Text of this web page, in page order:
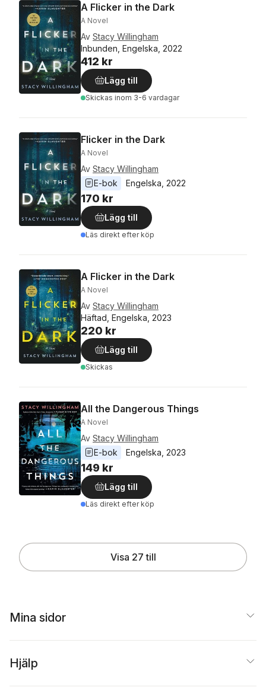
A Flicker in the Dark
A Novel
Av Stacy Willingham
Inbunden, Engelska, 2022
412 kr
Lägg till
Skickas inom 3-6 vardagar
Flicker in the Dark
A Novel
Av Stacy Willingham
E-bok
Engelska 2022
170 kr
Lägg till
Läs direkt efter köp
A Flicker in the Dark
A Novel
Av Stacy Willingham
Häftad, Engelska, 2023
220 kr
Lägg till
Skickas
All the Dangerous Things
A Novel
Av Stacy Willingham
E-bok
Engelska 2023
149 kr
Lägg till
Läs direkt efter köp
Visa 27 till
Mina sidor
Hjälp